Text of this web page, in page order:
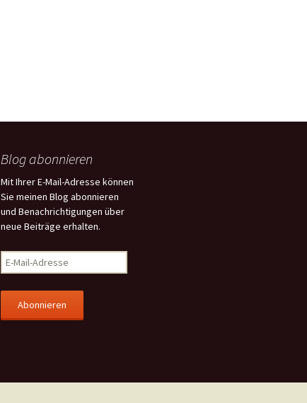
Blog abonnieren
Mit Ihrer E-Mail-Adresse können
Sie meinen Blog abonnieren
und Benachrichtigungen über
neue Beiträge erhalten.
-
M
i